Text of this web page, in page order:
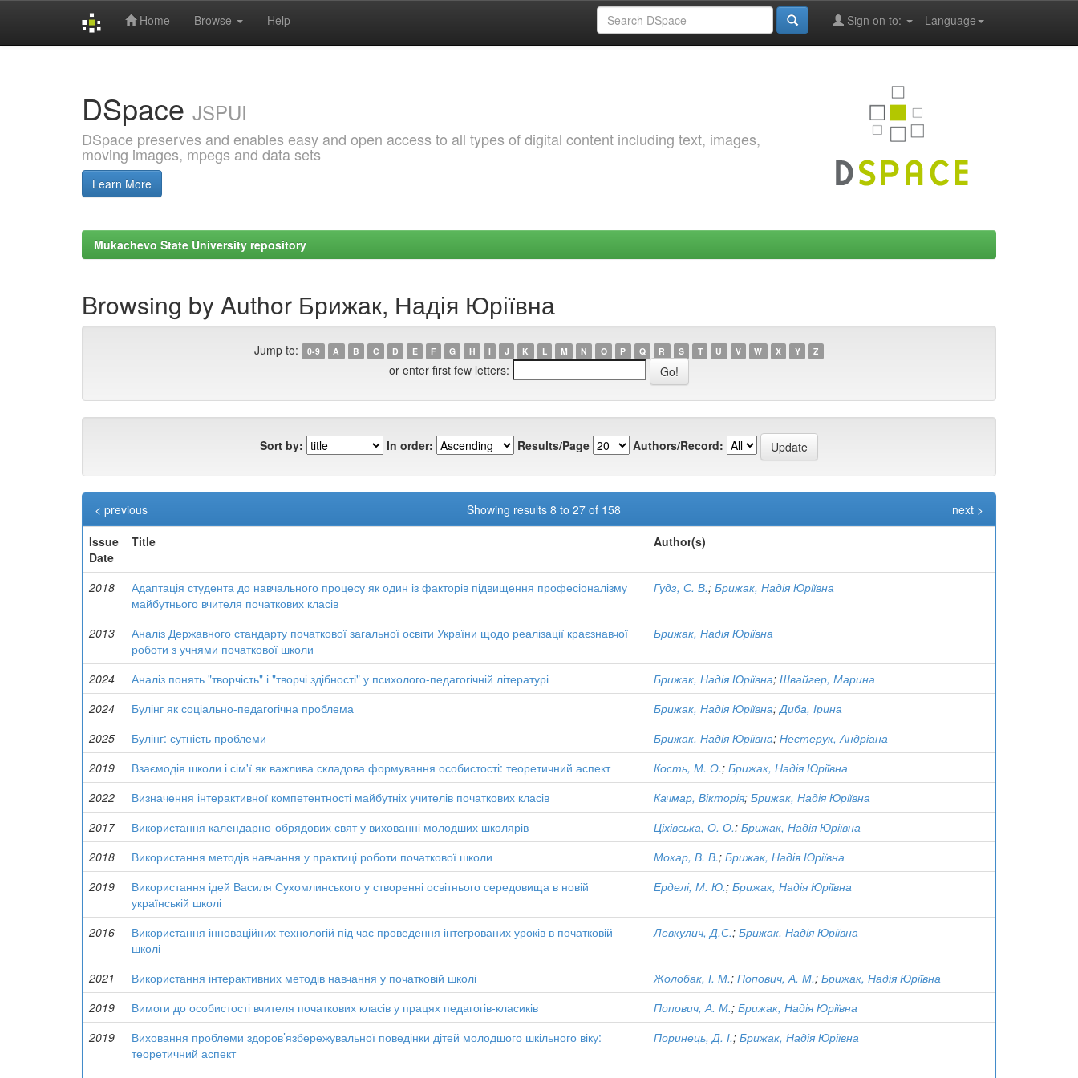
Home Browse Help Language
Sign on to:
DSpace JSPUI
DSpace preserves and enables easy and open access to all types of digital content including text, images,
moving images, mpegs and data sets
Learn More
Mukachevo State University repository
Browsing by Author Брижак, Надія Юріївна
Jump to: 0-9 A B C D E F G H I J K L M N O P Q R S T U V W X Y Z
or enter first few letters:
Sort by: In order: Results/Page Authors/Record:
Showing results 8 to 27 of 158
< previous
next >
Issue
Date
Title Author(s)
2018
Адаптація студента до навчального процесу як один із факторів підвищення професіоналізму
майбутнього вчителя початкових класів
Гудз, С. В.; Брижак, Надія Юріївна
2013
Аналіз Державного стандарту початкової загальної освіти України щодо реалізації краєзнавчої
роботи з учнями початкової школи
Брижак, Надія Юріївна
2024 Аналіз понять "творчість" і "творчі здібності" у психолого-педагогічній літературі Брижак, Надія Юріївна; Швайгер, Марина
2024
Булінг як соціально-педагогічна проблема Брижак, Надія Юріївна;Диба, Ірина
2025
Булінг: сутність проблеми Брижак, Надія Юріївна; Нестерук, Андріана
2019
Взаємодія школи і сім'ї як важлива складова формування особистості: теоретичний аспект Кость, М. О.; Брижак, Надія Юріївна
2022
Визначення інтерактивної компетентності майбутніх учителів початкових класів Качмар, Вікторія; Брижак, Надія Юріївна
2017
Використання календарно-обрядових свят у вихованні молодших школярів Ціхівська, О. О.; Брижак, Надія Юріївна
2018
Використання методів навчання у практиці роботи початкової школи Мокар, В. В.; Брижак, Надія Юріївна
2019
Використання ідей Василя Сухомлинського у створенні освітнього середовища в новій
українській школі
Ерделі, М. Ю.; Брижак, Надія Юріївна
2016
Використання інноваційних технологій під час проведення інтегрованих уроків в початковій
школі
Левкулич, Д.С.; Брижак, Надія Юріївна
2021 Використання інтерактивних методів навчання у початковій школі Жолобак, І. М.; Попович, А. М.; Брижак, Надія Юріївна
2019
Вимоги до особистості вчителя початкових класів у працях педагогів-класиків Попович, А. М.; Брижак, Надія Юріївна
2019
Виховання проблеми здоров’язбережувальної поведінки дітей молодшого шкільного віку:
теоретичний аспект
Поринець, Д. І.; Брижак, Надія Юріївна